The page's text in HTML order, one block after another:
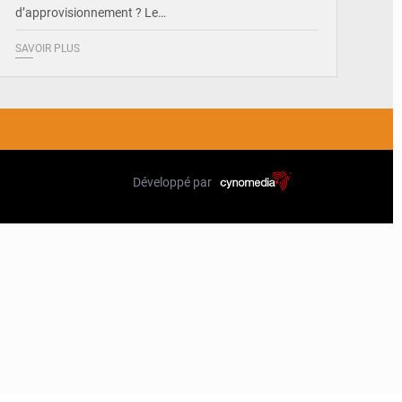
d’approvisionnement ? Le…
SAVOIR PLUS
Développé par